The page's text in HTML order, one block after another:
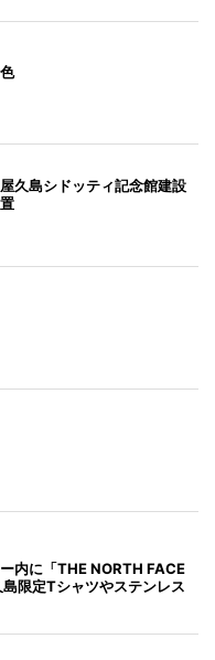
久島シドッティ記念館建設
内に「THE NORTH FACE
限定Tシャツやステンレス